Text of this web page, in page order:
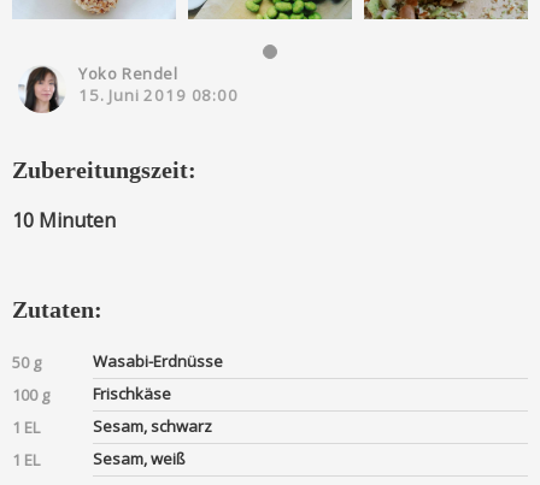
Yoko Rendel
15. Juni 2019 08:00
Zubereitungszeit:
10 Minuten
Zutaten:
50 g
Wasabi-Erdnüsse
100 g
Frischkäse
1 EL
Sesam, schwarz
1 EL
Sesam, weiß